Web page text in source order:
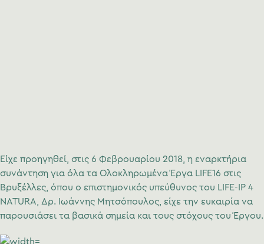
Είχε προηγηθεί, στις 6 Φεβρουαρίου 2018, η εναρκτήρια
συνάντηση για όλα τα Ολοκληρωμένα Έργα LIFE16 στις
Βρυξέλλες, όπου ο επιστημονικός υπεύθυνος του LIFE-IP 4
NATURA, Δρ. Ιωάννης Μητσόπουλος, είχε την ευκαιρία να
παρουσιάσει τα βασικά σημεία και τους στόχους του Έργου.